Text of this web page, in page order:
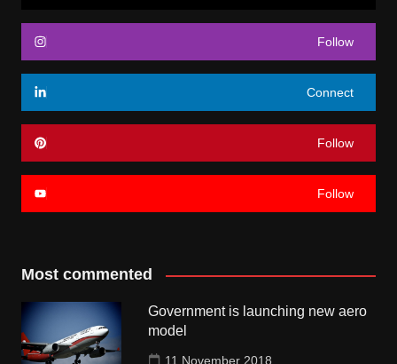
Follow
Connect
Follow
Follow
Most commented
Government is launching new aero
model
11 November 2018